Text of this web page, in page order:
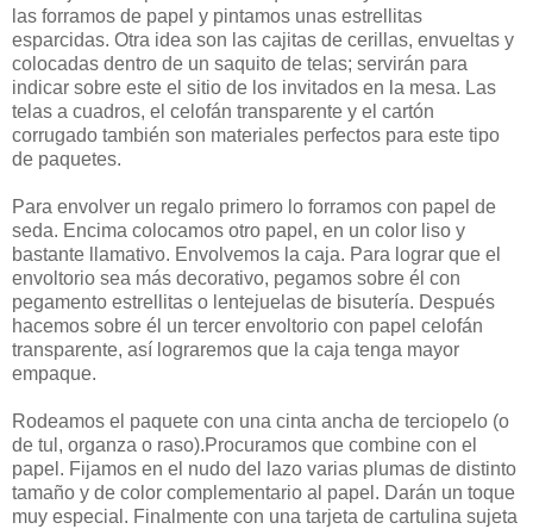
las forramos de papel y pintamos unas estrellitas
esparcidas. Otra idea son las cajitas de cerillas, envueltas y
colocadas dentro de un saquito de telas; servirán para
indicar sobre este el sitio de los invitados en la mesa. Las
telas a cuadros, el celofán transparente y el cartón
corrugado también son materiales perfectos para este tipo
de paquetes.
Para envolver un regalo primero lo forramos con papel de
seda. Encima colocamos otro papel, en un color liso y
bastante llamativo. Envolvemos la caja. Para lograr que el
envoltorio sea más decorativo, pegamos sobre él con
pegamento estrellitas o lentejuelas de bisutería. Después
hacemos sobre él un tercer envoltorio con papel celofán
transparente, así lograremos que la caja tenga mayor
empaque.
Rodeamos el paquete con una cinta ancha de terciopelo (o
de tul, organza o raso).Procuramos que combine con el
papel. Fijamos en el nudo del lazo varias plumas de distinto
tamaño y de color complementario al papel. Darán un toque
muy especial. Finalmente con una tarjeta de cartulina sujeta